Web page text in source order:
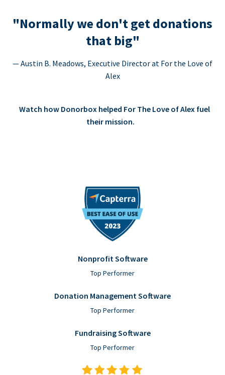
"Normally we don't get donations
that big"
— Austin B. Meadows, Executive Director at For the Love of
Alex
Watch how Donorbox helped For The Love of Alex fuel
their mission.
Nonprofit Software
Top Performer
Donation Management Software
Top Performer
Fundraising Software
Top Performer